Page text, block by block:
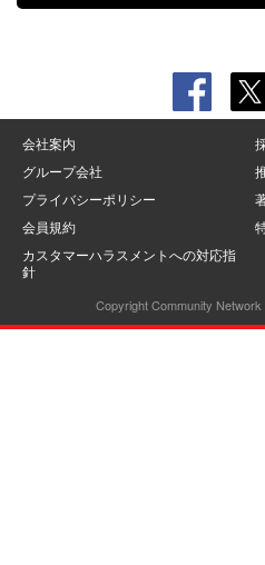
会社案内
グループ会社
プライバシーポリシー
会員規約
カスタマーハラスメントへの対応指
針
Copyright Community